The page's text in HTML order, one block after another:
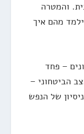
והמטרה
מהם איך
– פחד
הביטחוני –
של הנפש